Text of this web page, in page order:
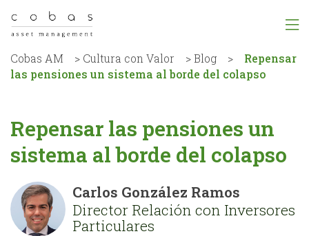
Cobas AM > Cultura con Valor >Blog >
Repensar
las pensiones un sistema al borde del colapso
Repensar las pensiones un
sistema al borde del colapso
Carlos González Ramos
Director Relación con Inversores
Particulares